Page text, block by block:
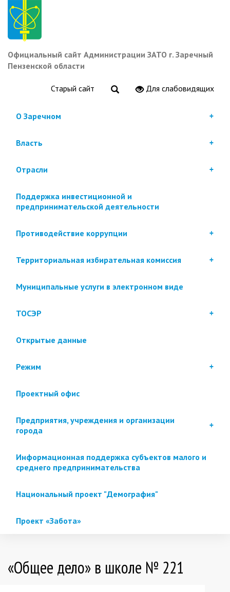
Перейти
основному
содержанию
Официальный сайт Администрации ЗАТО г. Заречный
Пензенской области
Старый сайт Для слабовидящих
О Заречном
Власть
Отрасли
Поддержка инвестиционной и
предпринимательской деятельности
Противодействие коррупции
Территориальная избирательная комиссия
Муниципальные услуги в электронном виде
ТОСЭР
Открытые данные
Режим
Проектный офис
Предприятия, учреждения и организации
города
Информационная поддержка субъектов малого и
среднего предпринимательства
Национальный проект "Демография"
Проект «Забота»
«Общее дело» в школе № 221